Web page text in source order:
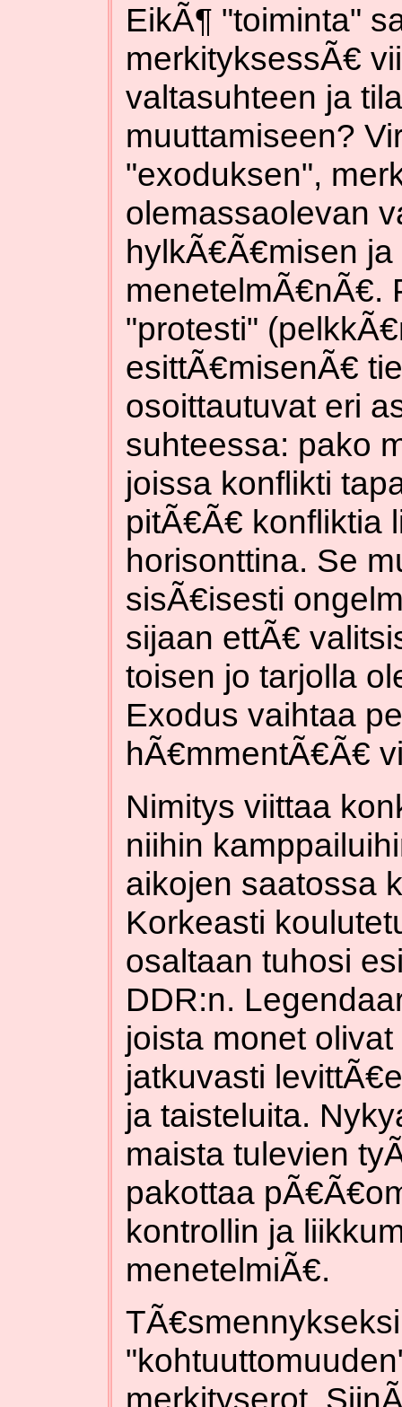
EikÃ¶ "toiminta"
merkityksessÃ€
valtasuhteen ja
muuttamiseen?
"exoduksen",
olemassaolevan
hylkÃ€Ã€misen
menetelmÃ€nÃ€.
"protesti"
esittÃ€misenÃ€
osoittautuvat eri
suhteessa: pako
joissa konflikti
pitÃ€Ã€ konfliktia
horisonttina. Se
sisÃ€isesti
sijaan ettÃ€
toisen jo tarjolla
Exodus vaihtaa
hÃ€mmentÃ€Ã€
Nimitys viittaa
niihin
aikojen saatossa
Korkeasti
osaltaan tuhosi
DDR:n.
joista monet
jatkuvasti
ja taisteluita.
maista tulevien
pakottaa
kontrollin ja
menetelmiÃ€.
merkityserot.